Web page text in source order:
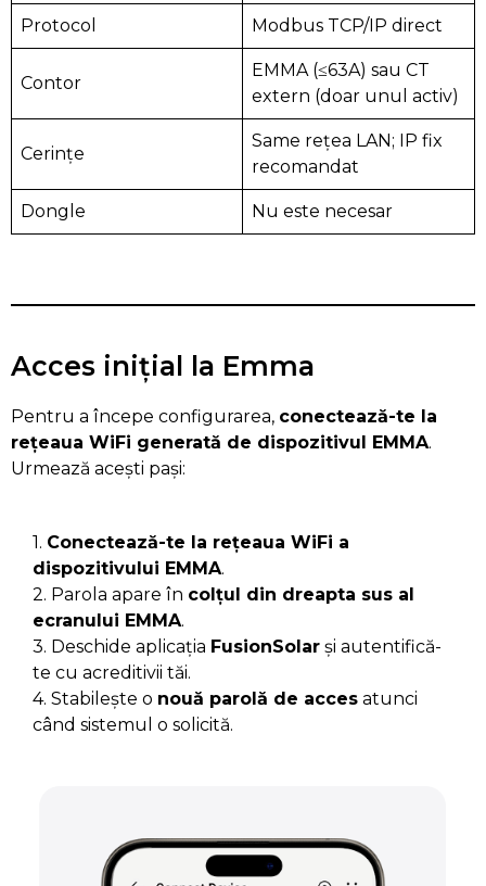
Protocol Modbus TCP/IP direct
Contor
EMMA (≤63A) sau CT
extern (doar unul activ)
Cerințe
Same rețea LAN; IP fix
recomandat
Dongle Nu este necesar
Acces inițial la Emma
Pentru a începe configurarea, conectează-te la
rețeaua WiFi generată de dispozitivul EMMA.
Urmează acești pași:
1. Conectează-te la rețeaua WiFi a
dispozitivului EMMA.
2. Parola apare în colțul din dreapta sus al
ecranului EMMA.
3. Deschide aplicația FusionSolar și autentifică-
te cu acreditivii tăi.
4. Stabilește o nouă parolă de acces atunci
când sistemul o solicită.